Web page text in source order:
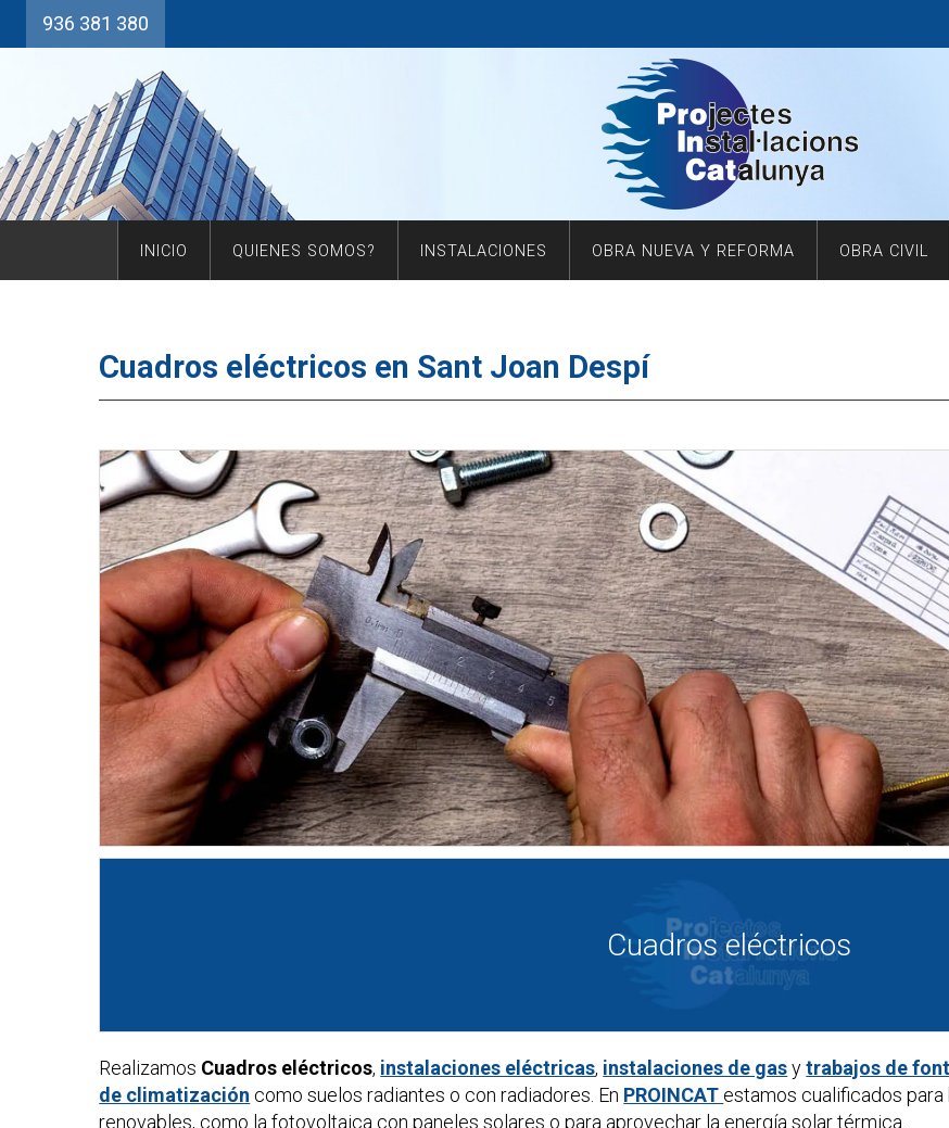
936 381 380
INICIO QUIENES SOMOS? INSTALACIONES OBRA NUEVA Y REFORMA OBRA CIVIL
Cuadros eléctricos en Sant Joan Despí
Cuadros eléctricos
Realizamos Cuadros eléctricos, instalaciones eléctricas, instalaciones de gasytrabajos de
de climatización como suelos radiantes o con radiadores. En PROINCAT estamos cualificados
renovables, como la fotovoltaica con paneles solares o para aprovechar la energía solar térmica.